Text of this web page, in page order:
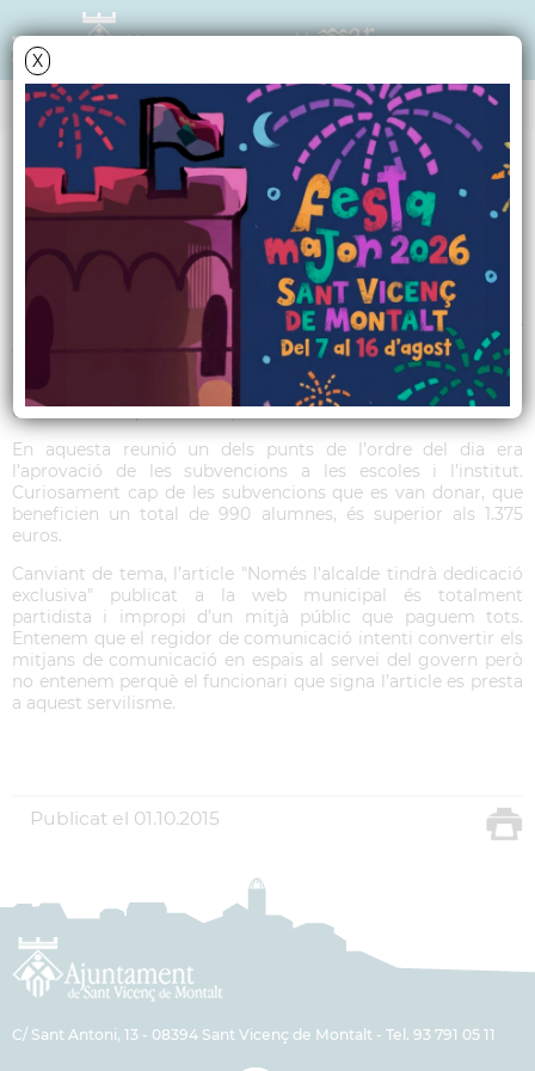
X
TRIBUNA POLÍTICA
9 SV - Octubre 2015
Coneixeu algú que cobri 275 euros l’hora? Nosaltres si; els
regidors de govern de Sant Vicenç. La primera reunió de
Junta de Govern, que va durar una hora i disset minuts
exactament i que va reunir els 5 regidors més l’alcalde, cada
regidor va cobrar 275 euros. O sigui que aquesta hora va
costar a les arques municipals 1.375 euros.
En aquesta reunió un dels punts de l’ordre del dia era
l’aprovació de les subvencions a les escoles i l’institut.
Curiosament cap de les subvencions que es van donar, que
beneficien un total de 990 alumnes, és superior als 1.375
euros.
Canviant de tema, l’article "Només l’alcalde tindrà dedicació
exclusiva" publicat a la web municipal és totalment
partidista i impropi d’un mitjà públic que paguem tots.
Entenem que el regidor de comunicació intenti convertir els
mitjans de comunicació en espais al servei del govern però
no entenem perquè el funcionari que signa l’article es presta
a aquest servilisme.
Publicat el 01.10.2015
C/ Sant Antoni, 13 - 08394 Sant Vicenç de Montalt - Tel. 93 791 05 11